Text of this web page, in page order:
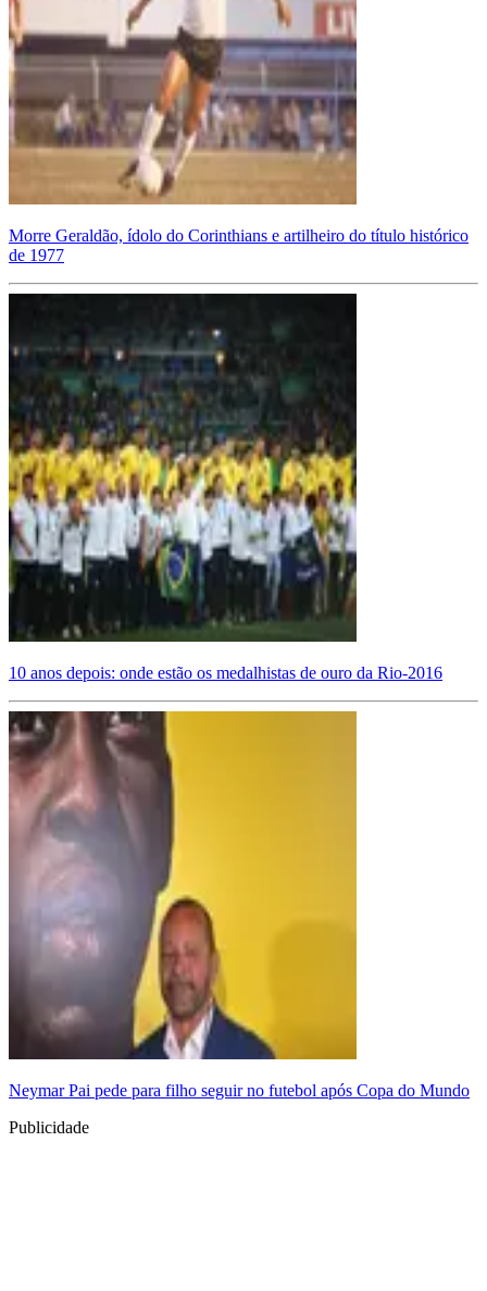
Morre Geraldão, ídolo do Corinthians e artilheiro do título histórico
de 1977
10 anos depois: onde estão os medalhistas de ouro da Rio-2016
Neymar Pai pede para filho seguir no futebol após Copa do Mundo
Publicidade